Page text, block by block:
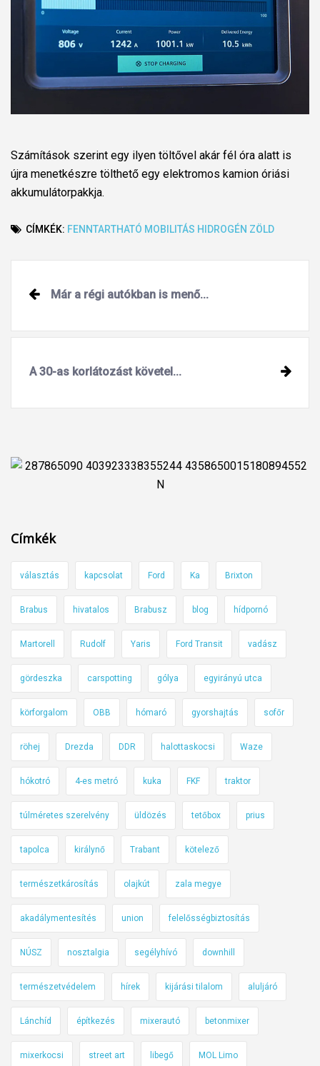
Számítások szerint egy ilyen töltővel akár fél óra alatt is
újra menetkészre tölthető egy elektromos kamion óriási
akkumulátorpakkja.
CÍMKÉK: FENNTARTHATÓ MOBILITÁS HIDROGÉN ZÖLD
Post
navigation
Már a régi autókban is menő...
A 30-as korlátozást követel...
Címkék
választás kapcsolat Ford Ka Brixton
Brabus hivatalos Brabusz blog hídpornó
Martorell Rudolf Yaris Ford Transit vadász
gördeszka carspotting gólya egyirányú utca
körforgalom OBB hómaró gyorshajtás sofőr
röhej Drezda DDR halottaskocsi Waze
hókotró 4-es metró kuka FKF traktor
túlméretes szerelvény üldözés tetőbox prius
tapolca királynő Trabant kötelező
természetkárosítás olajkút zala megye
akadálymentesítés union felelősségbiztosítás
NÚSZ nosztalgia segélyhívó downhill
természetvédelem hírek kijárási tilalom aluljáró
Lánchíd építkezés mixerautó betonmixer
mixerkocsi street art libegő MOL Limo